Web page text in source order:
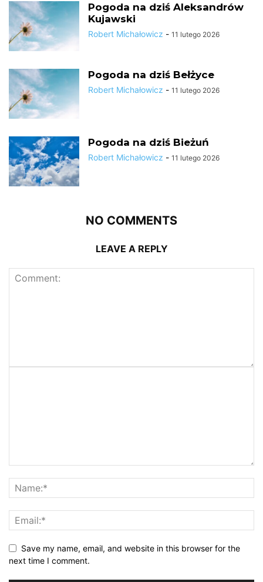
Pogoda na dziś Aleksandrów
Kujawski
Robert Michałowicz - 11 lutego 2026
Pogoda na dziś Bełżyce
Robert Michałowicz - 11 lutego 2026
Pogoda na dziś Bieżuń
Robert Michałowicz - 11 lutego 2026
NO COMMENTS
LEAVE A REPLY
Save my name, email, and website in this browser for the
next time I comment.